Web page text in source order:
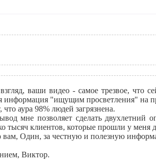
ваши видео - самое трезвое, что
информация "ищущим просветления" на
что аура 98% людей загрязнена.
мне позволяет сделать двухлетний
тысяч клиентов, которые прошли у меня
вам, Один, за честную и полезную
Виктор.